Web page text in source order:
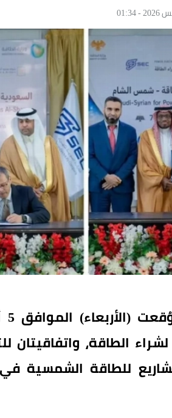
3 اتفاقيات لشراء الطاقة،
شركة سعودية 3 مشاريع للطاقة